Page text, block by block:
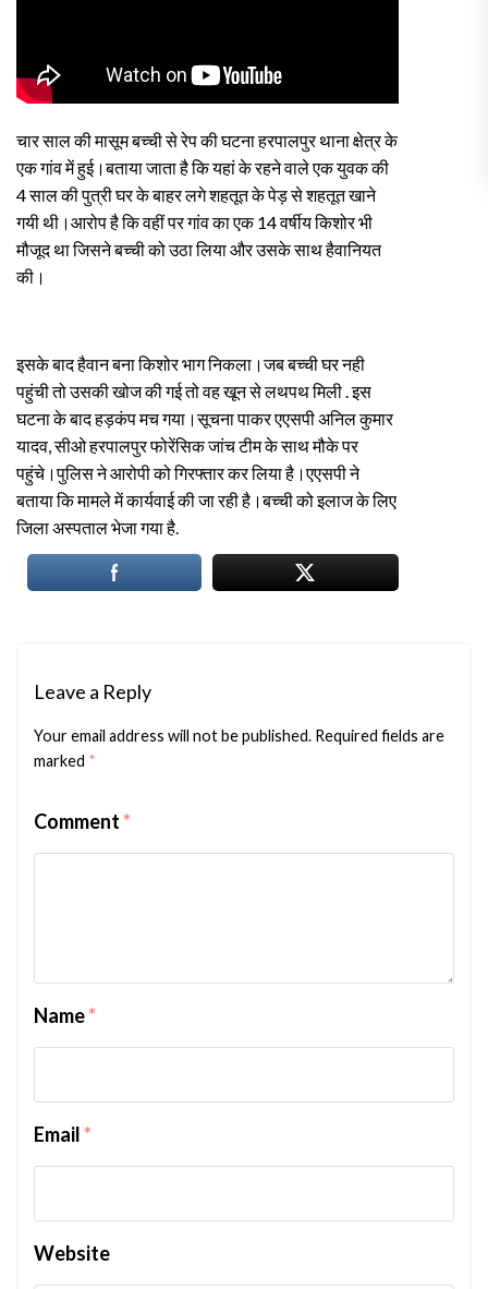
चार साल की मासूम बच्ची से रेप की घटना हरपालपुर थाना क्षेत्र के
एक गांव में हुई।बताया जाता है कि यहां के रहने वाले एक युवक की
4 साल की पुत्री घर के बाहर लगे शहतूत के पेड़ से शहतूत खाने
गयी थी।आरोप है कि वहीं पर गांव का एक 14 वर्षीय किशोर भी
मौजूद था जिसने बच्ची को उठा लिया और उसके साथ हैवानियत
की।
इसके बाद हैवान बना किशोर भाग निकला।जब बच्ची घर नही
पहुंची तो उसकी खोज की गई तो वह खून से लथपथ मिली . इस
घटना के बाद हड़कंप मच गया।सूचना पाकर एएसपी अनिल कुमार
यादव, सीओ हरपालपुर फोरेंसिक जांच टीम के साथ मौके पर
पहुंचे।पुलिस ने आरोपी को गिरफ्तार कर लिया है।एएसपी ने
बताया कि मामले में कार्यवाई की जा रही है।बच्ची को इलाज के लिए
जिला अस्पताल भेजा गया है.
Leave a Reply
Your email address will not be published. Required fields are
marked *
Comment*
Name*
Email*
Website